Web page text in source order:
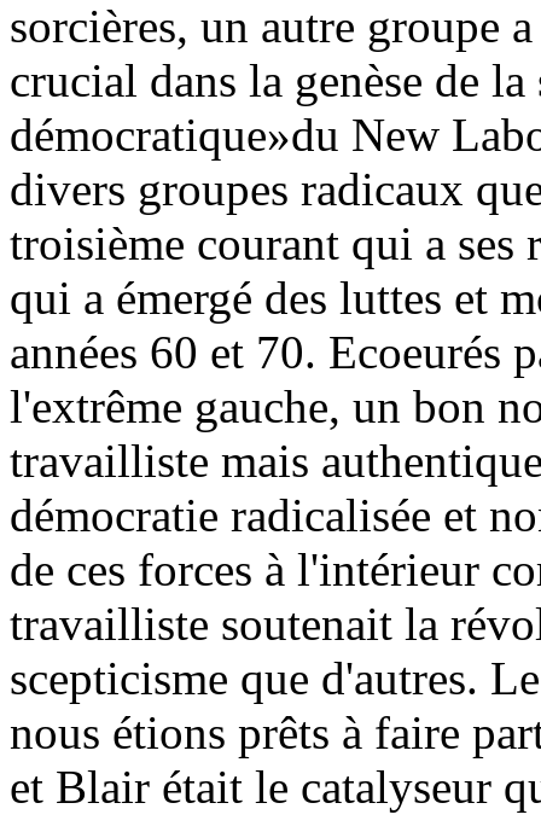
sorcières, un autre groupe
crucial dans la genèse de
démocratique»du New
divers groupes radicaux
troisième courant qui a ses
qui a émergé des luttes et
années 60 et 70. Ecoeurés
l'extrême gauche, un bon
travailliste mais
démocratie radicalisée et
de ces forces à l'intérieur
travailliste soutenait la
scepticisme que d'autres.
nous étions prêts à faire
et Blair était le catalyseur